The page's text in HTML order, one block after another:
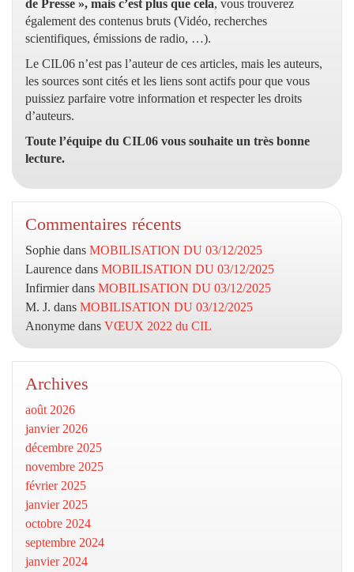
de Presse », mais c’est plus que cela, vous trouverez
également des contenus bruts (Vidéo, recherches
scientifiques, émissions de radio, …).
Le CIL06 n’est pas l’auteur de ces articles, mais les auteurs,
les sources sont cités et les liens sont actifs pour que vous
puissiez parfaire votre information et respecter les droits
d’auteurs.
Toute l’équipe du CIL06 vous souhaite un très bonne
lecture.
Commentaires récents
Sophie dans MOBILISATION DU 03/12/2025
Laurence dans MOBILISATION DU 03/12/2025
Infirmierdans MOBILISATION DU 03/12/2025
M. J. dans MOBILISATION DU 03/12/2025
Anonyme dans VŒUX 2022 du CIL
Archives
août 2026
janvier 2026
décembre 2025
novembre 2025
février 2025
janvier 2025
octobre 2024
septembre 2024
janvier 2024